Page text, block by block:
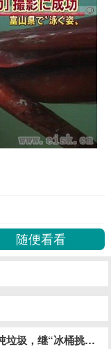
垃圾，继“冰桶挑战”